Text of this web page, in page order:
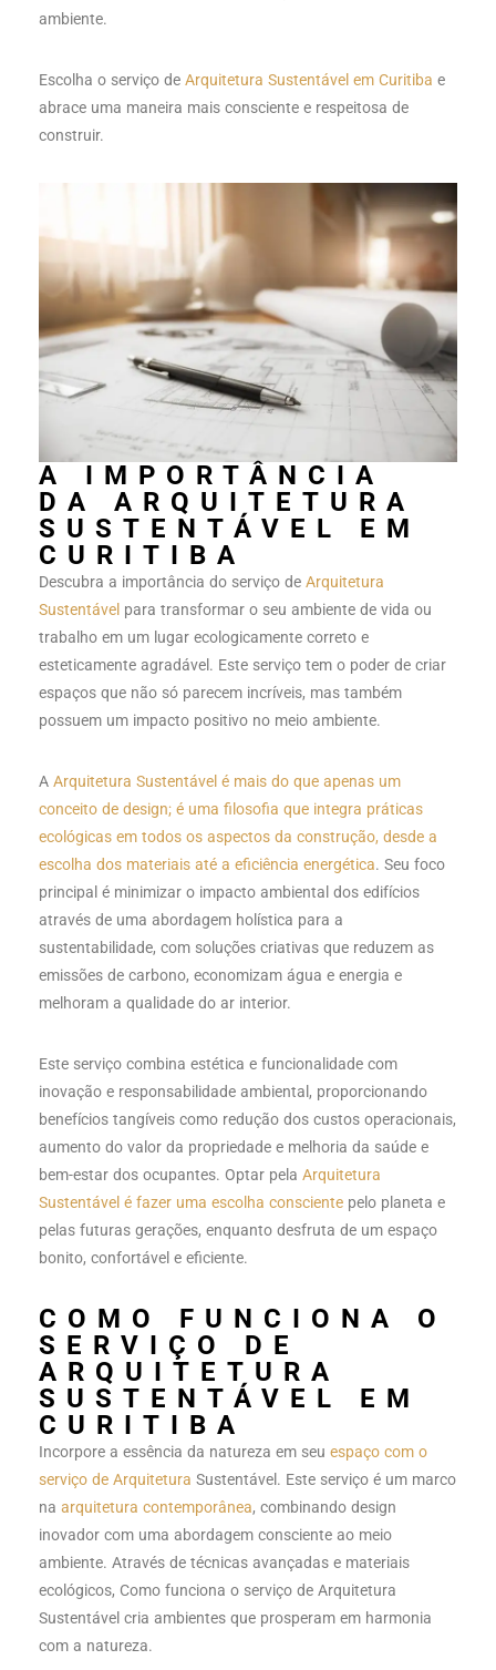
ambiente.
Escolha o serviço de Arquitetura Sustentável em Curitiba e
abrace uma maneira mais consciente e respeitosa de
construir.
A IMPORTÂNCIA
DA ARQUITETURA
SUSTENTÁVEL EM
CURITIBA
Descubra a importância do serviço de Arquitetura
Sustentável para transformar o seu ambiente de vida ou
trabalho em um lugar ecologicamente correto e
esteticamente agradável. Este serviço tem o poder de criar
espaços que não só parecem incríveis, mas também
possuem um impacto positivo no meio ambiente.
A Arquitetura Sustentável é mais do que apenas um
conceito de design; é uma filosofia que integra práticas
ecológicas em todos os aspectos da construção, desde a
escolha dos materiais até a eficiência energética. Seu foco
principal é minimizar o impacto ambiental dos edifícios
através de uma abordagem holística para a
sustentabilidade, com soluções criativas que reduzem as
emissões de carbono, economizam água e energia e
melhoram a qualidade do ar interior.
Este serviço combina estética e funcionalidade com
inovação e responsabilidade ambiental, proporcionando
benefícios tangíveis como redução dos custos operacionais,
aumento do valor da propriedade e melhoria da saúde e
bem-estar dos ocupantes. Optar pela Arquitetura
Sustentável é fazer uma escolha consciente pelo planeta e
pelas futuras gerações, enquanto desfruta de um espaço
bonito, confortável e eficiente.
COMO FUNCIONA O
SERVIÇO DE
ARQUITETURA
SUSTENTÁVEL EM
CURITIBA
Incorpore a essência da natureza em seu espaço com o
serviço de Arquitetura Sustentável. Este serviço é um marco
na arquitetura contemporânea, combinando design
inovador com uma abordagem consciente ao meio
ambiente. Através de técnicas avançadas e materiais
ecológicos, Como funciona o serviço de Arquitetura
Sustentável cria ambientes que prosperam em harmonia
com a natureza.